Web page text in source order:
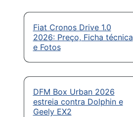
Fiat Cronos Drive 1.0
2026: Preço, Ficha técnica
e Fotos
DFM Box Urban 2026
estreia contra Dolphin e
Geely EX2